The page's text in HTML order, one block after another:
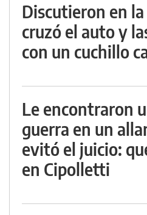
Discutieron en la
cruzó el auto y
con un cuchillo
Le encontraron
guerra en un
evitó el juicio:
en Cipolletti